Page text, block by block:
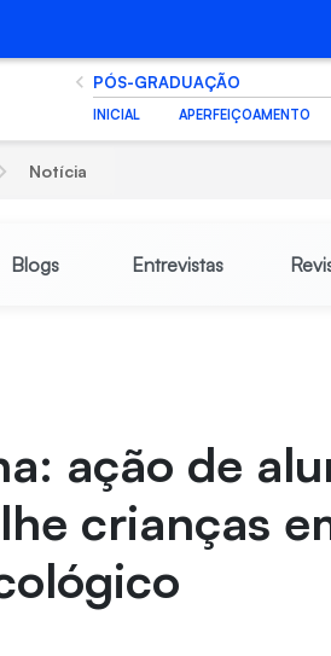
PÓS-GRADUAÇÃO
INICIAL APERFEIÇOAMENTO
Notícia
Blogs Entrevistas
ação de
crianças